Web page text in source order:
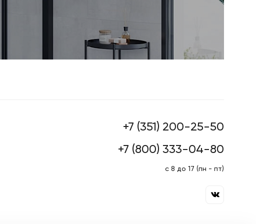
+7 (351) 200-25-50
+7 (800) 333-04-80
с 8 до 17 (пн - пт)